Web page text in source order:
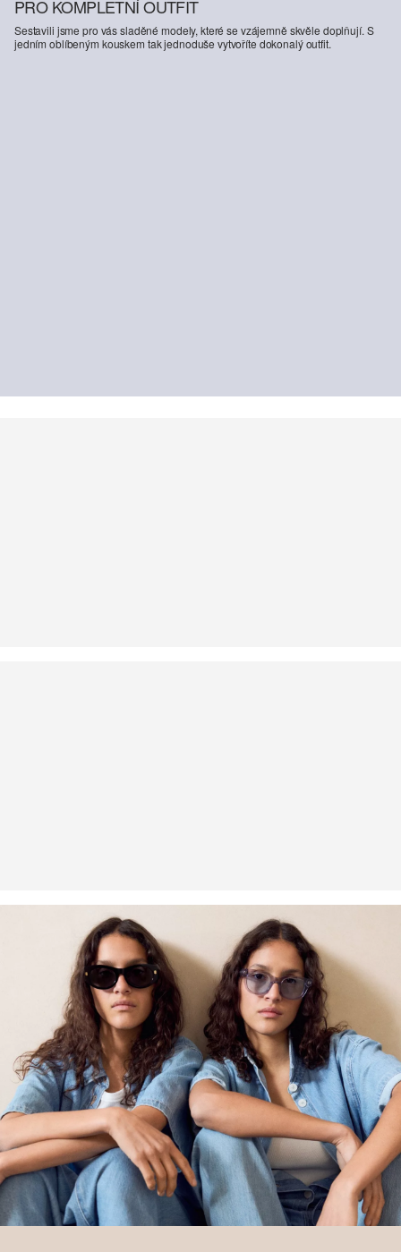
PRO KOMPLETNÍ OUTFIT
Sestavili jsme pro vás sladěné modely, které se vzájemně skvěle doplňují. S
jedním oblíbeným kouskem tak jednoduše vytvoříte dokonalý outfit.